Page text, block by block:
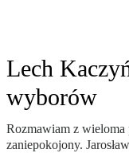
Lech
wyborów
Rozmawiam z
zaniepokojony.